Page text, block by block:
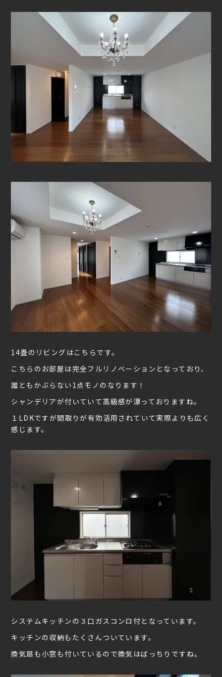
14畳のリビングはこちらです。
こちらのお部屋は完全フルリノベーションとなっており、
誰ともかぶらない1点モノのなります！
シャンデリアが付いていて高級感が漂っておりますね。
１LDKですが間取りが有効活用されていて実際よりも広く
感じます。
システムキッチンの３口ガスコンロ付となっています。
キッチンの収納もたくさんついています。
換気扇も小窓も付いているので換気はばっちりですね。